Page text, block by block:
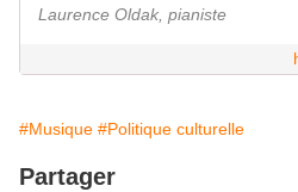
Laurence Oldak, pianiste
#Musique #Politique culturelle
Partager